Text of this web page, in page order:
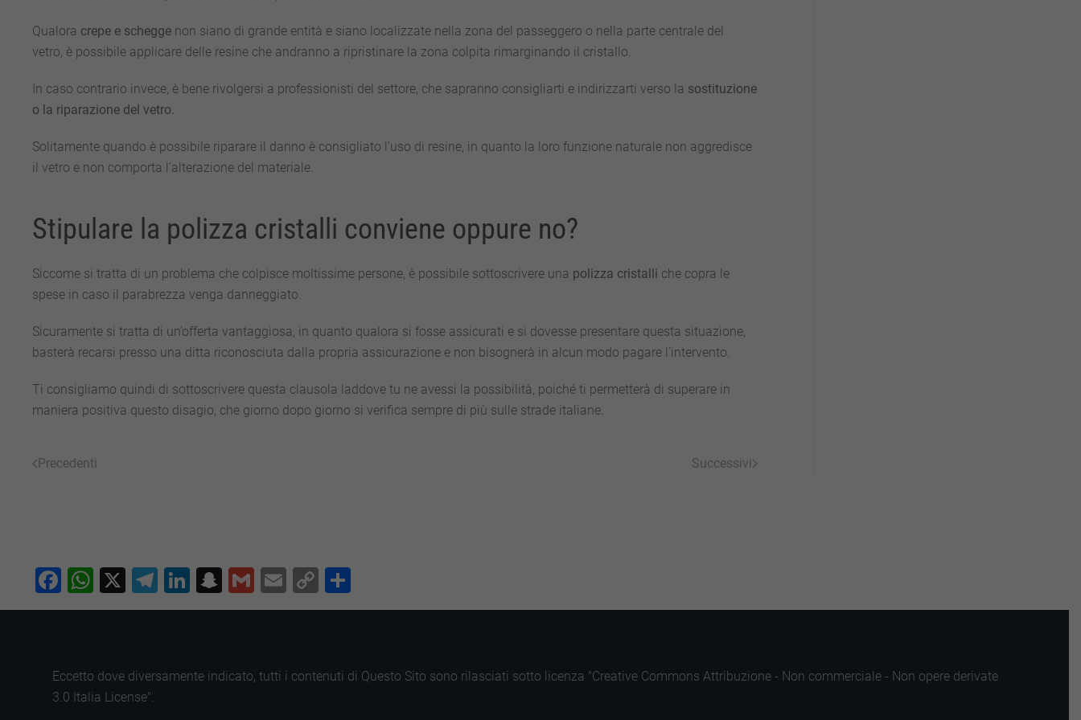
Qualora crepe e schegge non siano di grande entità e siano localizzate nella zona del passeggero o nella parte centrale del
vetro, è possibile applicare delle resine che andranno a ripristinare la zona colpita rimarginando il cristallo.
In caso contrario invece, è bene rivolgersi a professionisti del settore, che sapranno consigliarti e indirizzarti verso la sostituzione
o la riparazione del vetro.
Solitamente quando è possibile riparare il danno è consigliato l’uso di resine, in quanto la loro funzione naturale non aggredisce
il vetro e non comporta l’alterazione del materiale.
Stipulare la polizza cristalli conviene oppure no?
Siccome si tratta di un problema che colpisce moltissime persone, è possibile sottoscrivere una polizza cristalli che copra le
spese in caso il parabrezza venga danneggiato.
Sicuramente si tratta di un’offerta vantaggiosa, in quanto qualora si fosse assicurati e si dovesse presentare questa situazione,
basterà recarsi presso una ditta riconosciuta dalla propria assicurazione e non bisognerà in alcun modo pagare l’intervento.
Ti consigliamo quindi di sottoscrivere questa clausola laddove tu ne avessi la possibilità, poiché ti permetterà di superare in
maniera positiva questo disagio, che giorno dopo giorno si verifica sempre di più sulle strade italiane.
Precedenti Successivi
Facebook
WhatsApp
X Telegram
LinkedIn
Snapchat
GmailEmailCopy
Link
Eccetto dove diversamente indicato, tutti i contenuti di Questo Sito sono rilasciati sotto licenza "Creative Commons Attribuzione - Non commerciale - Non opere derivate
3.0 Italia License".